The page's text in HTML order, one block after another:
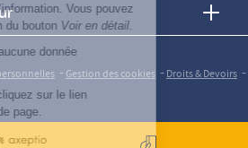
campagnes d’information. Vous pouvez
au moyen du bouton
Voir en détail
communique aucune donnée
par la suite, cliquez sur le lien
dans le pied de page.
certifiés par
-Gestion des cookies -Droits & Devoirs -